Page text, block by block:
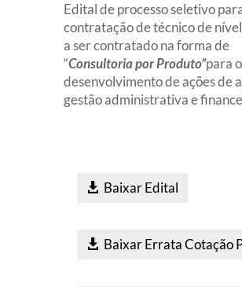
Edital de processo seletivo
contratação de técnico de
a ser contratado na forma de
“Consultoria por Produto”para o
desenvolvimento de ações de
gestão administrativa e
Baixar Edital
Baixar Errata Cotação